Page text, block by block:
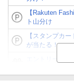
【Rakuten
ト山分け
【スタンプカ
が当たる！